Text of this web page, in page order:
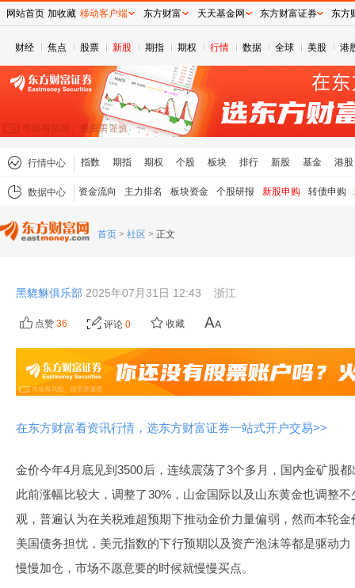
财经 焦点 股票 新股 期指 期权 行情 数据 全球 美股 港
行情中心 指数 期指 期权 个股 板块 排行 新股 基金 港股
数据中心 资金流向 主力排名 板块资金 个股研报 新股申购 转债申购
首页 > 社区 > 正文
黑貔貅俱乐部 2025年07月31日 12:43 浙江
点赞 36 评论 0 收藏
在东方财富看资讯行情，选东方财富证券一站式开户交易>>
金价今年4月底见到3500后，连续震荡了3个多月，国内金矿股
此前涨幅比较大，调整了30%， 山金国际以及 山东黄金也调整不
观，普遍认为在关税难超预期下推动金价力量偏弱，然而本轮
美国债务担忧，美元指数的下行预期以及资产泡沫等都是驱动力
慢慢加仓，市场不愿意要的时候就慢慢买点。
网站首页 加收藏 移动客户端 东方财富 天天基金网 东方财富证券 东方